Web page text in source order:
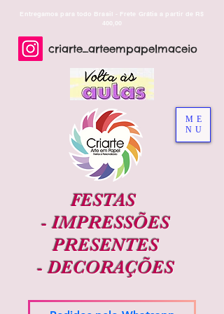
FESTAS
-IMPRESSÕES
PRESENTES
-DECORAÇÕES
ME
NU
Entregamos para todo Brasil - Frete Grátis a partir de R$
400,00
criarte_arteempapelmaceio